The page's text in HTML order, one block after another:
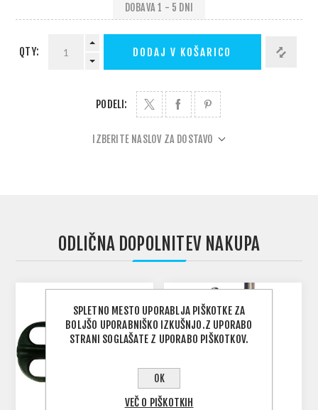
DOBAVA 1 - 5 DNI
QTY: DODAJ V KOŠARICO
PODELI:
IZBERITE NASLOV ZA DOSTAVO
ODLIČNA DOPOLNITEV NAKUPA
SPLETNO MESTO UPORABLJA PIŠKOTKE ZA
BOLJŠO UPORABNIŠKO IZKUŠNJO.Z UPORABO
STRANI SOGLAŠATE Z UPORABO PIŠKOTKOV.
OK
VEČ O PIŠKOTKIH